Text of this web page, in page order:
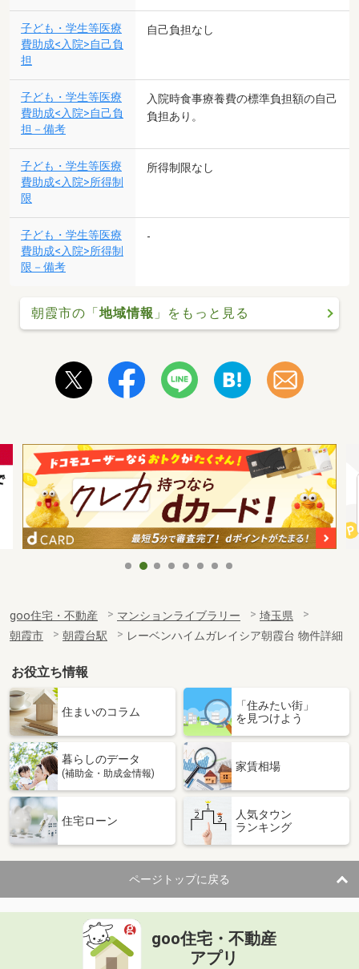
子ども・学生等医療
費助成<入院>自己負
担
自己負担なし
子ども・学生等医療
費助成<入院>自己負
担－備考
入院時食事療養費の標準負担額の自己
負担あり。
子ども・学生等医療
費助成<入院>所得制
限
所得制限なし
子ども・学生等医療
費助成<入院>所得制
限－備考
-
朝霞市の「地域情報 」をもっと見る
goo住宅・不動産 マンションライブラリー
埼玉県
朝霞市
朝霞台駅 レーベンハイムガレイシア朝霞台 物件詳細
お役立ち情報
住まいのコラム
「住みたい街」
を見つけよう
暮らしのデータ
(補助金・助成金情報)
家賃相場
住宅ローン
人気タウン
ランキング
ページトップに戻る
goo住宅・不動産
アプリ